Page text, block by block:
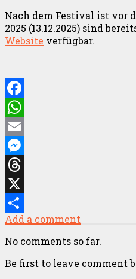
Nach dem Festival ist vor
2025 (13.12.2025) sind
Website verfügbar.
Facebook
WhatsApp
Email
Messenger
Threads
X
Teilen
Add a comment
No comments so far.
Be first to leave comment